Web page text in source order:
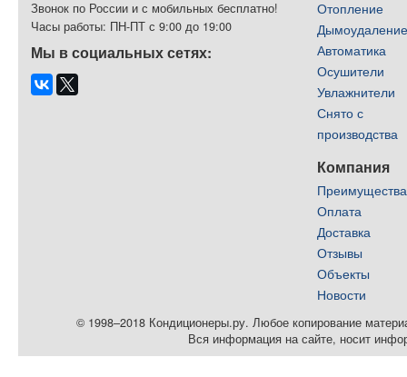
Звонок по России и с мобильных бесплатно!
Часы работы: ПН-ПТ с 9:00 до 19:00
Мы в социальных сетях:
Отопление
Автоматика
Осушители
Увлажнители
Снято с
производства
Компания
Преимущества
Оплата
Доставка
Отзывы
Объекты
Новости
© 1998–2018 Кондиционеры.ру. Любое копирование
Вся информация на сайте, носит